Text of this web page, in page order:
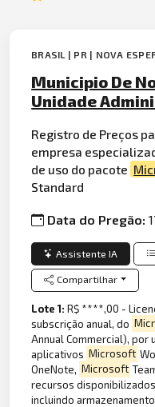
BRASIL | PR | NOVA
Municipio De
Unidade
Registro de Preços
empresa
de uso do pacote
Standard
Data do Pregão:
Assistente IA
Compartilhar
Lote 1:R$ ****,00 -
subscrição anual, do
Annual Commercial), por
aplicativos Microsoft
OneNote, Microsoft
recursos
incluindo